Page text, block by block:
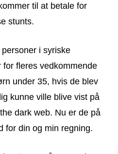
til at betale for
stunts.
i syriske
fleres vedkommende
under 35, hvis de blev
kunne ville blive vist på
dark web. Nu er de på
for din og min regning.